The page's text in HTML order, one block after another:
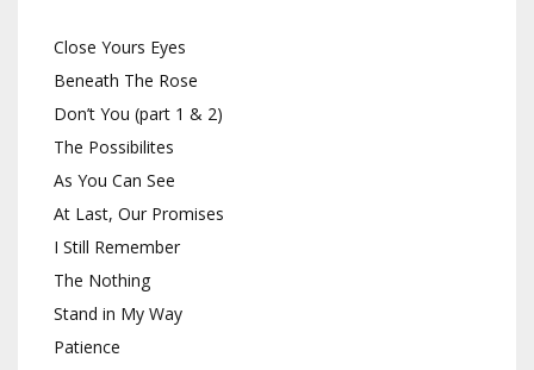
Close Yours Eyes
Beneath The Rose
Don’t You (part 1 & 2)
The Possibilites
As You Can See
At Last, Our Promises
I Still Remember
The Nothing
Stand in My Way
Patience